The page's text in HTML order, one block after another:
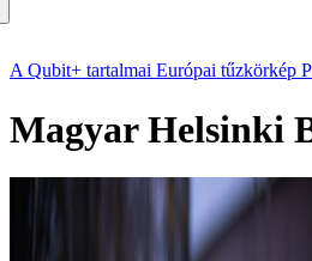
A Qubit+ tartalmai Európai tűzkörkép
Magyar Helsinki